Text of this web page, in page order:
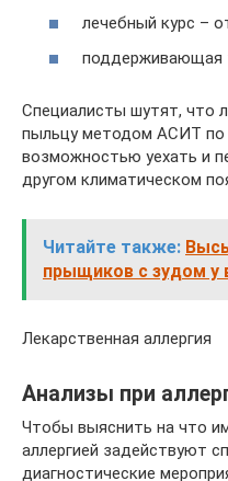
лечебный курс –
поддерживающая
Специалисты шутят, что
пыльцу методом АСИТ по
возможностью уехать и
другом климатическом
Читайте также:
прыщиков с зудом у
Лекарственная аллергия
Анализы при
Чтобы выяснить на что
аллергией задействуют
диагностические